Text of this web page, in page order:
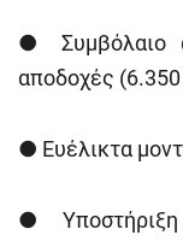
● Συμβόλαιο
αποδοχές
● Ευέλικτα
●